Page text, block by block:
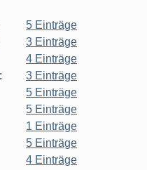
5 Einträge
3 Einträge
4 Einträge
:
3 Einträge
5 Einträge
5 Einträge
1 Einträge
5 Einträge
4 Einträge